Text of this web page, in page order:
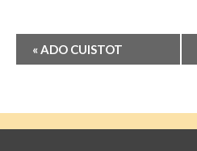
Navigation
Évènement
«ADO CUISTOT